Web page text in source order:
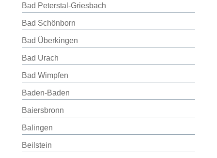
Bad Peterstal-Griesbach
Bad Schönborn
Bad Überkingen
Bad Urach
Bad Wimpfen
Baden-Baden
Baiersbronn
Balingen
Beilstein